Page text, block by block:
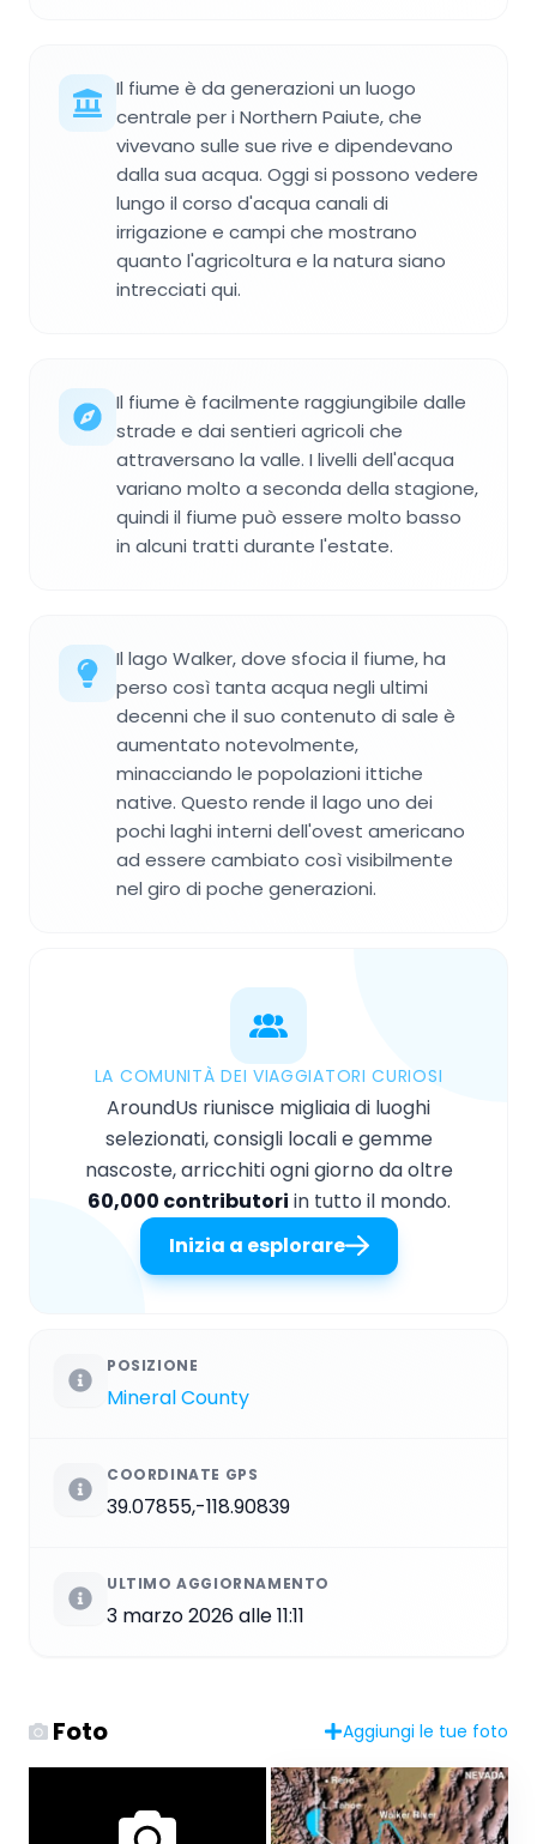
Il fiume è da generazioni un luogo
centrale per i Northern Paiute, che
vivevano sulle sue rive e dipendevano
dalla sua acqua. Oggi si possono vedere
lungo il corso d'acqua canali di
irrigazione e campi che mostrano
quanto l'agricoltura e la natura siano
intrecciati qui.
Il fiume è facilmente raggiungibile dalle
strade e dai sentieri agricoli che
attraversano la valle. I livelli dell'acqua
variano molto a seconda della stagione,
quindi il fiume può essere molto basso
in alcuni tratti durante l'estate.
Il lago Walker, dove sfocia il fiume, ha
perso così tanta acqua negli ultimi
decenni che il suo contenuto di sale è
aumentato notevolmente,
minacciando le popolazioni ittiche
native. Questo rende il lago uno dei
pochi laghi interni dell'ovest americano
ad essere cambiato così visibilmente
nel giro di poche generazioni.
LA COMUNITÀ DEI VIAGGIATORI CURIOSI
AroundUs riunisce migliaia di luoghi
selezionati, consigli locali e gemme
nascoste, arricchiti ogni giorno da oltre
60,000 contributori in tutto il mondo.
Inizia a esplorare
POSIZIONE
Mineral County
COORDINATE GPS
39.07855,-118.90839
ULTIMO AGGIORNAMENTO
3 marzo 2026 alle 11:11
Foto Aggiungi le tue foto